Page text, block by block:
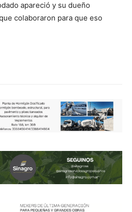
apareció y su dueño
colaboraron para que eso